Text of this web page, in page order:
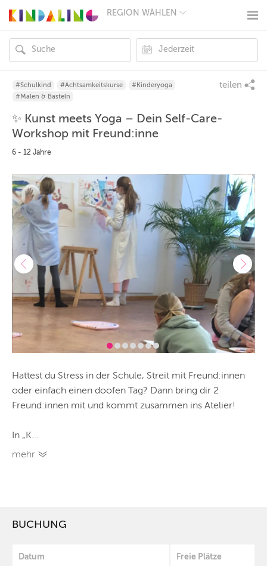
REGION WÄHLEN
MÜNCHEN
HAMBURG
FRANKFURT
KÖLN
DÜSSELDORF
HANNOVER
LEIPZIG
ZÜRICH
ANDERE
REGIONEN
#Schulkind #Achtsamkeitskurse
#Kinderyoga
#Malen & Basteln
teilen
✨ Kunst meets Yoga – Dein Self-Care-
Workshop mit Freund:inne
6 - 12 Jahre
Hattest du Stress in der Schule, Streit mit Freund:innen
oder einfach einen doofen Tag? Dann bring dir 2
Freund:innen mit und kommt zusammen ins Atelier!
In „K...
mehr
BUCHUNG
Datum Freie Plätze